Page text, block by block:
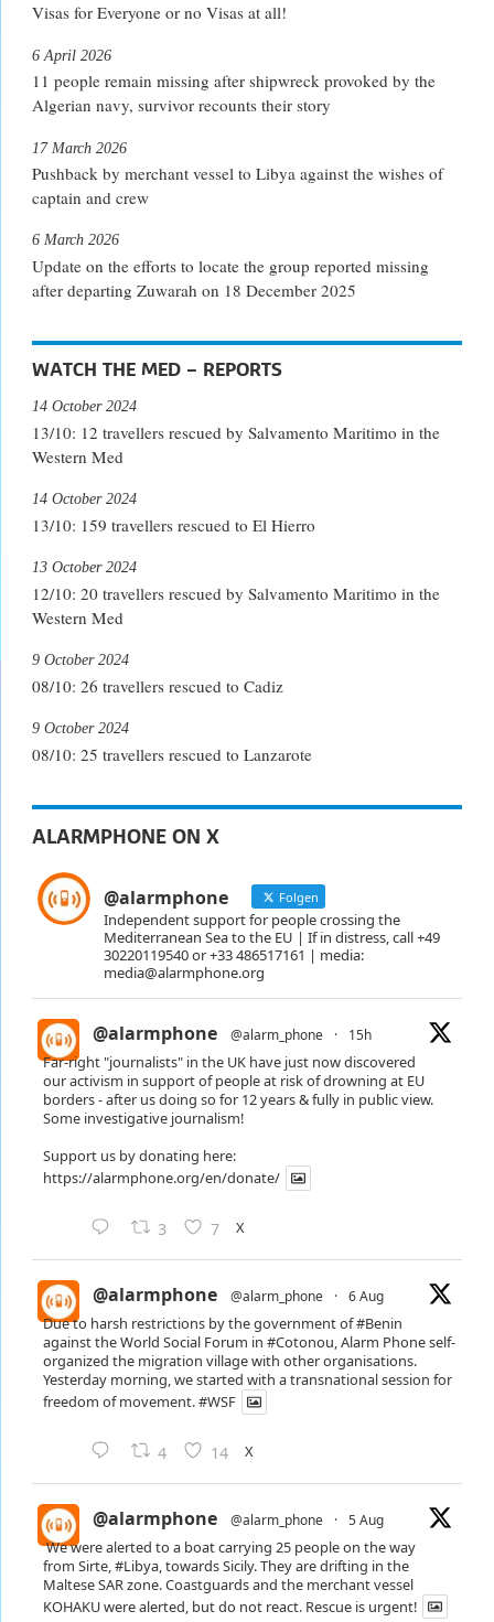
Visas for Everyone or no Visas at all!
11 people remain missing after shipwreck provoked by the
Algerian navy, survivor recounts their story
6 April 2026
Pushback by merchant vessel to Libya against the wishes of
captain and crew
17 March 2026
Update on the efforts to locate the group reported missing
after departing Zuwarah on 18 December 2025
6 March 2026
WATCH THE MED – REPORTS
13/10: 12 travellers rescued by Salvamento Maritimo in the
Western Med
14 October 2024
13/10: 159 travellers rescued to El Hierro
14 October 2024
12/10: 20 travellers rescued by Salvamento Maritimo in the
Western Med
13 October 2024
08/10: 26 travellers rescued to Cadiz
9 October 2024
08/10: 25 travellers rescued to Lanzarote
9 October 2024
ALARMPHONE ON X
@alarmphone Folgen
Independent support for people crossing the
Mediterranean Sea to the EU | If in distress, call +49
30220119540 or +33 486517161 | media:
media@alarmphone.org
@alarmphone @alarm_phone · 15h
Far-right "journalists" in the UK have just now discovered
our activism in support of people at risk of drowning at EU
borders - after us doing so for 12 years & fully in public view.
Some investigative journalism!
Support us by donating here:
https://alarmphone.org/en/donate/
3 7 X
@alarmphone @alarm_phone · 6 Aug
Due to harsh restrictions by the government of#Benin
against the World Social Forum in #Cotonou, Alarm Phone self-
organized the migration village with other organisations.
Yesterday morning, we started with a transnational session for
freedom of movement.#WSF
4 14 X
@alarmphone @alarm_phone · 5 Aug
We were alerted to a boat carrying 25 people on the way
from Sirte, #Libya , towards Sicily. They are drifting in the
Maltese SAR zone. Coastguards and the merchant vessel
KOHAKU were alerted, but do not react. Rescue is urgent!